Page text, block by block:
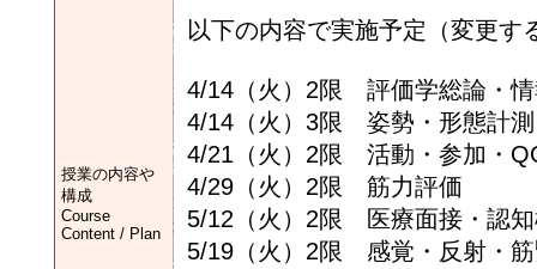
授業の内容や
構成
Course
Content / Plan
以下の内容で実施予定（変更す
4/14（火）2限 評価学総論・
4/14（火）3限 姿勢・形態計
4/21（火）2限 活動・参加・
4/29（火）2限 筋力評価
5/12（火）2限 医療面接・認
5/19（火）2限 感覚・反射・